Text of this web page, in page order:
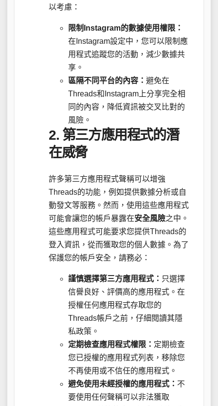
以考慮：
限制Instagram的數據使用權限：
在Instagram設定中，您可以限制應
用程式追蹤您的活動，減少數據共
享。
區隔不同平台的內容： 避免在
Threads和Instagram上分享完全相
同的內容，降低資訊被交叉比對的
風險。
2. 第三方應用程式的潛
在威脅
許多第三方應用程式聲稱可以增強
Threads的功能，例如提供數據分析或自
動發文等服務。然而，使用這些應用程式
可能會讓您的帳戶暴露在安全風險之中。
這些應用程式可能要求您提供Threads的
登入資訊，從而獲取您的個人數據。為了
保護您的帳戶安全，請務必：
謹慎選擇第三方應用程式： 只選擇
信譽良好、評價高的應用程式。在
授權任何應用程式存取您的
Threads帳戶之前，仔細閱讀其隱
私政策。
定期檢查應用程式權限： 定期檢查
您已授權的應用程式列表，移除您
不再使用或不信任的應用程式。
避免使用未經授權的應用程式： 不
要使用任何聲稱可以非法獲取